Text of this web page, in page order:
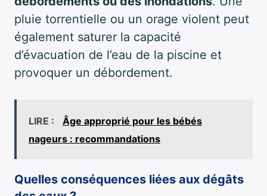
pluie torrentielle ou un orage violent peut
également saturer la capacité
d’évacuation de l’eau de la piscine et
provoquer un débordement.
LIRE :
Âge approprié pour les bébés
nageurs : recommandations
Quelles conséquences liées aux dégâts